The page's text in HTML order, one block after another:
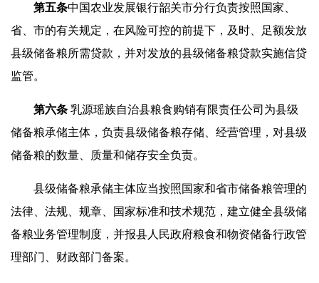
第五条中国农业发展银行韶关市分行负责按照国家、
省、市的有关规定，在风险可控的前提下，及时、足额发放
县级储备粮所需贷款，并对发放的县级储备粮贷款实施信贷
监管。
第六条 乳源瑶族自治县粮食购销有限责任公司为县级
储备粮承储主体，负责县级储备粮存储、经营管理，对县级
储备粮的数量、质量和储存安全负责。
县级储备粮承储主体应当按照国家和省市储备粮管理的
法律、法规、规章、国家标准和技术规范，建立健全县级储
备粮业务管理制度，并报县人民政府粮食和物资储备行政管
理部门、财政部门备案。